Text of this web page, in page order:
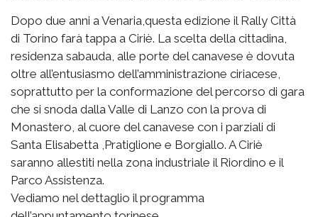
Dopo due anni a Venaria,questa edizione il Rally Città
di Torino farà tappa a Ciriè. La scelta della cittadina,
residenza sabauda, alle porte del canavese è dovuta
oltre all’entusiasmo dell’amministrazione ciriacese,
soprattutto per la conformazione del percorso di gara
che si snoda dalla Valle di Lanzo con la prova di
Monastero, al cuore del canavese con i parziali di
Santa Elisabetta ,Pratiglione e Borgiallo. A Ciriè
saranno allestiti nella zona industriale il Riordino e il
Parco Assistenza.
Vediamo nel dettaglio il programma